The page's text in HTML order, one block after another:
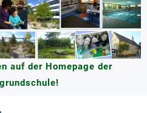
auf der Homepage der